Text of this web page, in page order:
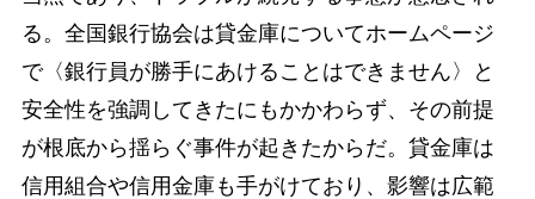
る。全国銀行協会は貸金庫についてホームページ
で〈銀行員が勝手にあけることはできません〉と
安全性を強調してきたにもかかわらず、その前提
が根底から揺らぐ事件が起きたからだ。貸金庫は
信用組合や信用金庫も手がけており、影響は広範